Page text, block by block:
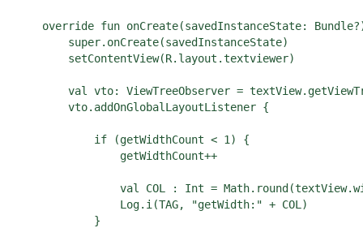
override fun onCreate(savedInstanceState:
        super.onCreate(savedInstanceState)
        setContentView(R.layout.textviewer)
val vto: ViewTreeObserver =
        vto.addOnGlobalLayoutListener {
            if (getWidthCount < 1) {
                getWidthCount++
val COL : Int =
                Log.i(TAG, "getWidth:" + COL)
            }